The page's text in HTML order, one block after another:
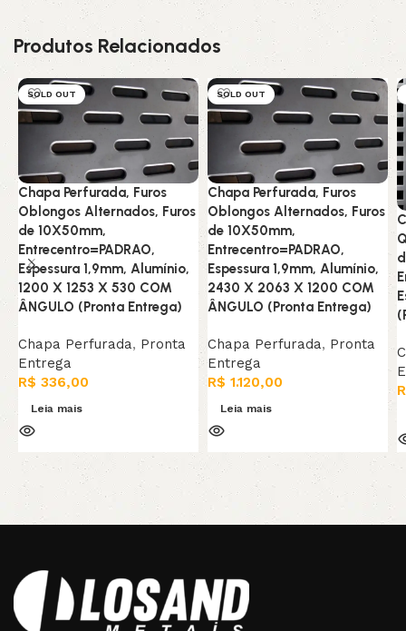
Produtos Relacionados
SOLD OUT
Chapa Perfurada, Furos
Oblongos Alternados, Furos
de 10X50mm,
Entrecentro=PADRAO,
Espessura 1,9mm, Alumínio,
1200 X 1253 X 530 COM
ÂNGULO (Pronta Entrega)
Chapa Perfurada, Pronta
Entrega
R$ 336,00
Leia mais
SOLD OUT
Chapa Perfurada, Furos
Oblongos Alternados, Furos
de 10X50mm,
Entrecentro=PADRAO,
Espessura 1,9mm, Alumínio,
2430 X 2063 X 1200 COM
ÂNGULO (Pronta Entrega)
Chapa Perfurada, Pronta
Entrega
R$ 1.120,00
Leia mais